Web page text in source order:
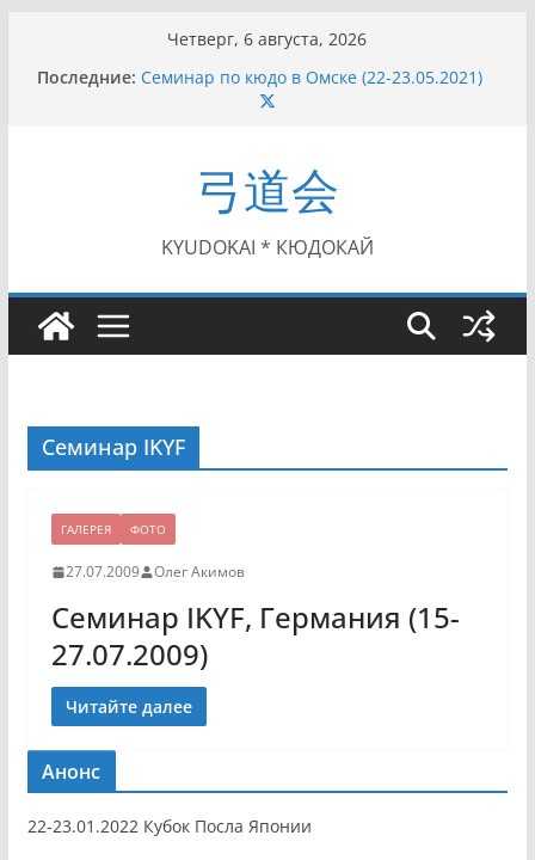
содержимому
Четверг, 6 августа, 2026
Последние: Семинар по кюдо в Омске (22-23.05.2021)
Чемпионат Росcии, Дёмино (2-5.09.2021)
II Кубок Посла Японии в России по Кюдо,
Орёл (25.07.2021)
I этап Кубка Московской области по Кюдо /
Сейдокан II (27.06.2021)
弓道会
KYUDOKAI * КЮДОКАЙ
Семинар IKYF
ГАЛЕРЕЯ ФОТО
27.07.2009 Олег Акимов
Семинар IKYF, Германия (15-
27.07.2009)
Читайте далее
Анонс
22-23.01.2022 Кубок Посла Японии